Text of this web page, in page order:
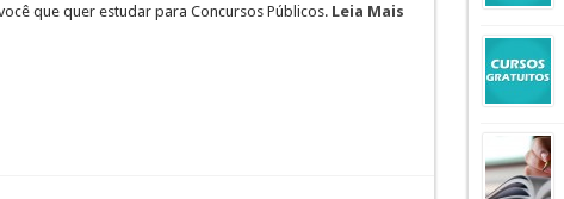
que quer estudar para Concursos Públicos. Leia Mais